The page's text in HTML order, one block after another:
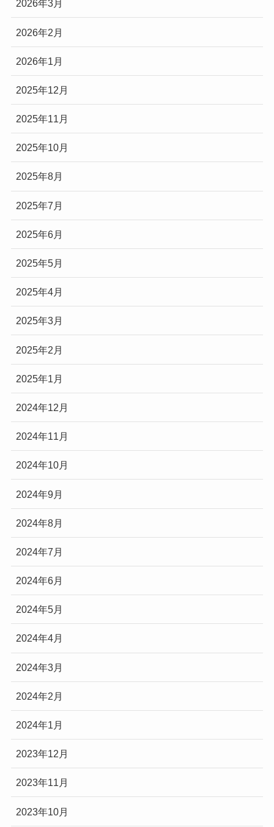
2026年3月
2026年2月
2026年1月
2025年12月
2025年11月
2025年10月
2025年8月
2025年7月
2025年6月
2025年5月
2025年4月
2025年3月
2025年2月
2025年1月
2024年12月
2024年11月
2024年10月
2024年9月
2024年8月
2024年7月
2024年6月
2024年5月
2024年4月
2024年3月
2024年2月
2024年1月
2023年12月
2023年11月
2023年10月